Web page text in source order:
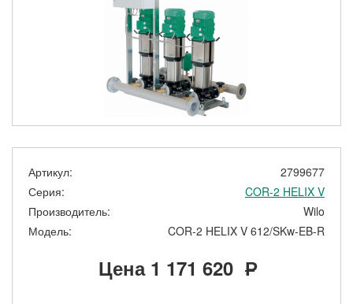
Артикул:
2799677
Серия:
COR-2 HELIX V
Производитель:
Wilo
Модель:
COR-2 HELIX V 612/SKw-EB-R
Цена 1 171 620 Р